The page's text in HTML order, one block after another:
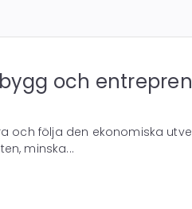
och
och följa den ekonomiska
minska...